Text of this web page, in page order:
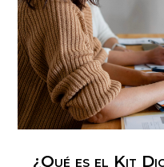
¿Qué es el Kit